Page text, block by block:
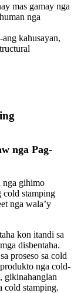
mas gamay nga
nga
kahusayan,
nga Pag-
nga gihimo
cold stamping
nga wala’y
kon itandi sa
disbentaha.
proseso sa cold
nga cold-
gikinahanglan
cold stamping.